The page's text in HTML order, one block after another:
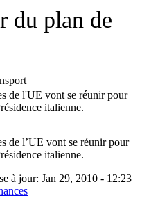
du plan de
de l'UE vont se réunir pour
italienne.
de l’UE vont se réunir pour
italienne.
à jour: Jan 29, 2010 - 12:23